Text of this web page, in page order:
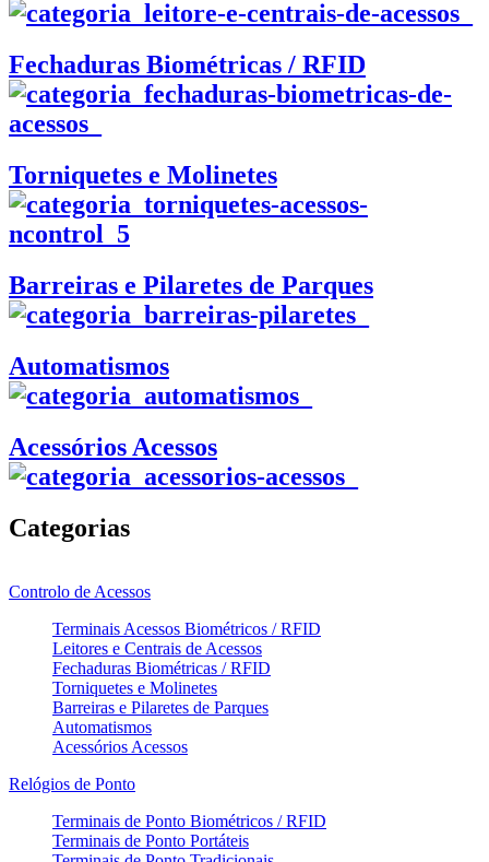
Fechaduras Biométricas / RFID
Torniquetes e Molinetes
Barreiras e Pilaretes de Parques
Automatismos
Acessórios Acessos
Categorias
Controlo de Acessos
Terminais Acessos Biométricos / RFID
Leitores e Centrais de Acessos
Fechaduras Biométricas / RFID
Torniquetes e Molinetes
Barreiras e Pilaretes de Parques
Automatismos
Acessórios Acessos
Relógios de Ponto
Terminais de Ponto Biométricos / RFID
Terminais de Ponto Portáteis